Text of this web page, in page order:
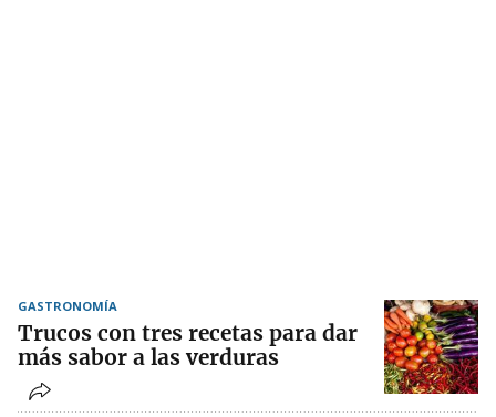
GASTRONOMÍA
Trucos con tres recetas para dar
más sabor a las verduras